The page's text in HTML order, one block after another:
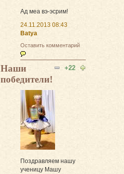
Ад меа вэ-эсрим!
24.11.2013 08:43
Batya
Оставить комментарий
+22
Наши
победители!
Поздравляем нашу
ученицу Машу